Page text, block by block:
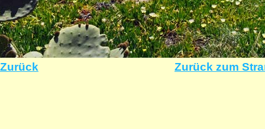
Zurück Zurück zum